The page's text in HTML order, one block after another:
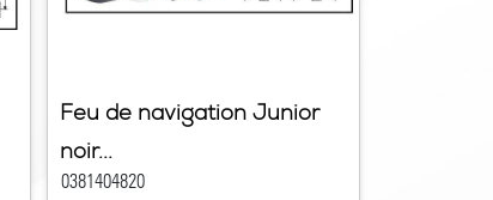
Feu de navigation Junior
noir...
0381404820